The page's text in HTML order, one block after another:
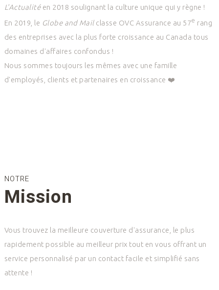
L'Actualitéen 2018 soulignant la culture unique qui y règne !
En 2019, le Globe and Mailclasse OVC Assurance au 57e rang
des entreprises avec la plus forte croissance au Canada tous
domaines d'affaires confondus !
Nous sommes toujours les mêmes avec une famille
d'employés, clients et partenaires en croissance ❤️
NOTRE
Mission
Vous trouvez la meilleure couverture d'assurance, le plus
rapidement possible au meilleur prix tout en vous offrant un
service personnalisé par un contact facile et simplifié sans
attente !